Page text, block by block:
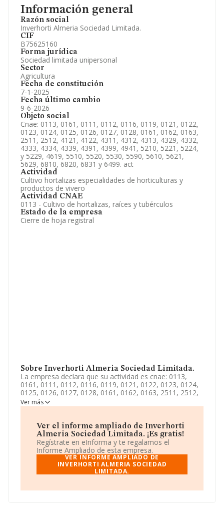
Información general
Razón social
Inverhorti Almeria Sociedad Limitada.
CIF
B75625160
Forma jurídica
Sociedad limitada unipersonal
Sector
Agricultura
Fecha de constitución
7-1-2025
Fecha último cambio
9-6-2026
Objeto social
Cnae: 0113, 0161, 0111, 0112, 0116, 0119, 0121, 0122,
0123, 0124, 0125, 0126, 0127, 0128, 0161, 0162, 0163,
2511, 2512, 4121, 4122, 4311, 4312, 4313, 4329, 4332,
4333, 4334, 4339, 4391, 4399, 4941, 5210, 5221, 5224,
y 5229, 4619, 5510, 5520, 5530, 5590, 5610, 5621,
5629, 6810, 6820, 6831 y 6499. act
Actividad
Cultivo hortalizas especialidades de horticulturas y
productos de vivero
Actividad CNAE
0113 - Cultivo de hortalizas, raíces y tubérculos
Estado de la empresa
Cierre de hoja registral
Sobre Inverhorti Almeria Sociedad Limitada.
La empresa declara que su actividad es cnae: 0113,
0161, 0111, 0112, 0116, 0119, 0121, 0122, 0123, 0124,
0125, 0126, 0127, 0128, 0161, 0162, 0163, 2511, 2512,
4121, 4122, 4311, 4312, 4313, 4329, 4332, 4333, 4334,
4339, 4391, 4399, 4941, 5210, 5221, 5224, y 5229,
6820, 6831 y 6499. act. La empresa aparece inscrita en
el Registro Mercantil como Sociedad Limitada. Tiene
CNAE: 0113 - 'Cultivo de hortalizas, raíces y tubérculos'.
No realiza actividad de importación y/o exportación.
La sociedad españolaInverhorti Almeria Sociedad
Limitada, CIF B75625160, tiene domicilio fiscal en
De Mar, provincia de Almería, Andalucía.
Ver más
Ver el informe ampliado de Inverhorti
Almeria Sociedad Limitada. ¡Es gratis!
Regístrate en eInforma y te regalamos el
Informe Ampliado de esta empresa.
VER INFORME AMPLIADO DE
INVERHORTI ALMERIA SOCIEDAD
LIMITADA.
Información oficial y registral complementaria.